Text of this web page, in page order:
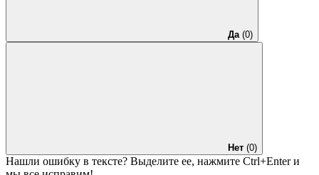
Да(0)
Нет (0)
Нашли ошибку в тексте? Выделите ее, нажмите Ctrl+Enterи